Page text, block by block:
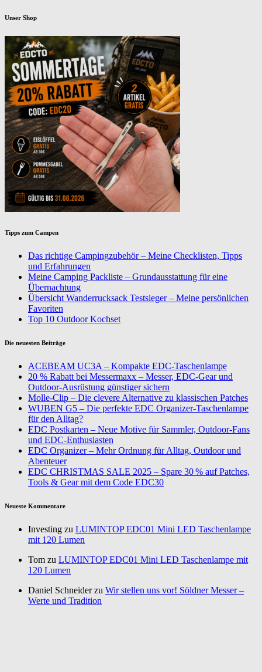
Unser Shop
Tipps zum Campen
Das richtige Campingzubehör – Meine Checklisten, Tipps
und Erfahrungen
Meine Camping Packliste – Grundausstattung für eine
Übernachtung
Übersicht Wanderrucksack Testsieger – Meine persönlichen
Favoriten
Top 10 Outdoor Kochset
Die neuesten Beiträge
ACEBEAM UC3A – Kompakte EDC-Taschenlampe
20 % Rabatt bei Messermaxx – Messer, EDC-Gear und
Outdoor-Ausrüstung günstiger sichern
Molle-Clip – Die clevere Alternative zu klassischen Patches
WUBEN G5 – Die perfekte EDC Organizer-Taschenlampe
für den Alltag?
EDC Postkarten – Neue Motive für Sammler, Outdoor-Fans
und EDC-Enthusiasten
EDC Organizer – Mehr Ordnung für Alltag, Outdoor und
Abenteuer
EDC CHRISTMAS SALE 2025 – Spare 30 % auf Patches,
Tools & Gear mit dem Code EDC30
Neueste Kommentare
Investing zu LUMINTOP EDC01 Mini LED Taschenlampe
mit 120 Lumen
Tom zu LUMINTOP EDC01 Mini LED Taschenlampe mit
120 Lumen
Daniel Schneider zu Wir stellen uns vor! Söldner Messer –
Werte und Tradition